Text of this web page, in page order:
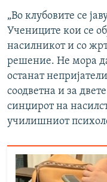
„Во клубовите се
Учениците кои се
насилникот и со
решение. Не мора
останат
соодветна и за
синџирот на
училишниот